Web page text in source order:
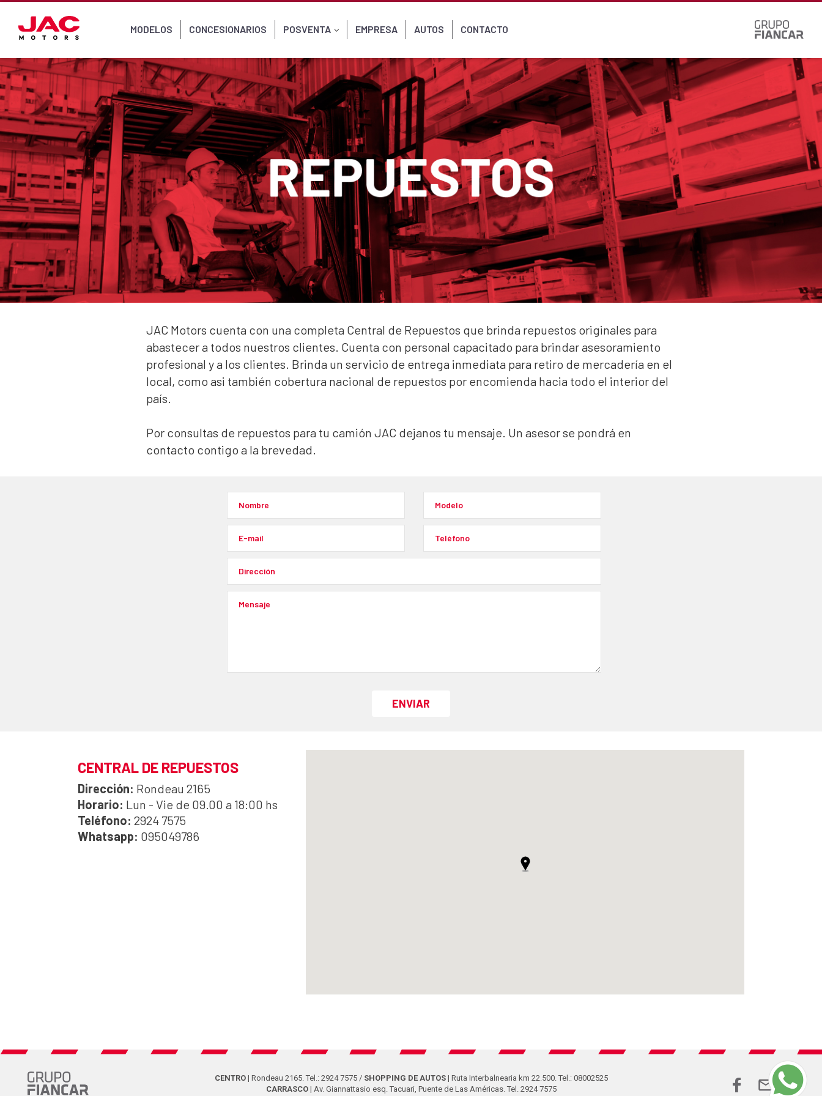
MODELOS CONCESIONARIOS POSVENTA EMPRESA AUTOS CONTACTO
JAC Motors cuenta con una completa Central de Repuestos que brinda repuestos originales para
abastecer a todos nuestros clientes. Cuenta con personal capacitado para brindar asesoramiento
profesional y a los clientes. Brinda un servicio de entrega inmediata para retiro de mercadería en el
local, como asi también cobertura nacional de repuestos por encomienda hacia todo el interior del
país.
Por consultas de repuestos para tu camión JAC dejanos tu mensaje. Un asesor se pondrá en
contacto contigo a la brevedad.
ENVIAR
CENTRAL DE REPUESTOS
Dirección: Rondeau 2165
Horario: Lun - Vie de 09.00 a 18:00 hs
Teléfono: 2924 7575
Whatsapp: 095049786
CENTRO| Rondeau 2165. Tel.: 2924 7575 / SHOPPING DE AUTOS| Ruta Interbalnearia km 22.500. Tel.: 08002525
CARRASCO| Av. Giannattasio esq. Tacuari, Puente de Las Américas. Tel. 2924 7575